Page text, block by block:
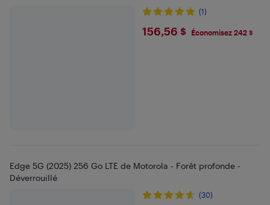
(1)
$156.56
156,56 $ Économisez 242 $
Edge 5G (2025) 256 Go LTE de Motorola - Forêt profonde -
Déverrouillé
(30)